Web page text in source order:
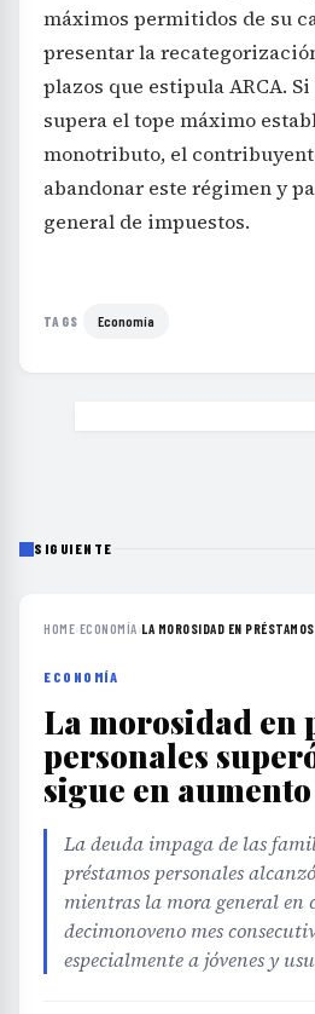
máximos permitidos de su
presentar la
plazos que estipula ARCA.
supera el tope máximo
monotributo, el
abandonar este régimen y
general de impuestos.
TAGS Economía
SIGUIENTE
HOME›ECONOMÍA›LA MOROSIDAD EN
ECONOMÍA
La morosidad en
personales
sigue en
La deuda impaga de las
préstamos personales
mientras la mora general en
decimonoveno mes
especialmente a jóvenes y